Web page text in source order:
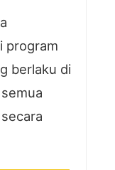
program
berlaku di